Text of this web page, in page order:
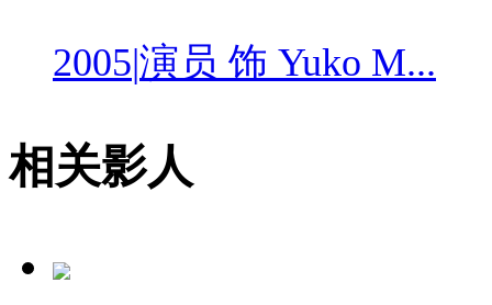
2005|演员 饰 Yuko M...
相关影人